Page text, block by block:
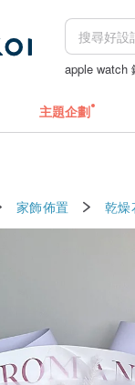
apple watch
主題企劃
家飾佈置 乾燥